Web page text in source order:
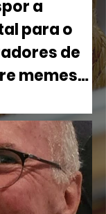
a
para o
de
memes
BH
da instituição, o
tradicional dos
ao colocar em
"alta cultura" e as
de massa